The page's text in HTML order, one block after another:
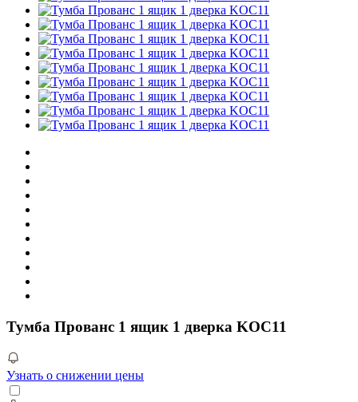
Тумба Прованс 1 ящик 1 дверка KOC11
Узнать о снижении цены